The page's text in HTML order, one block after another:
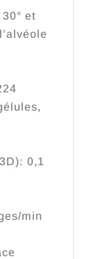
et
0,1
min